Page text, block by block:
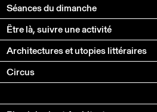
Séances du dimanche
Être là, suivre une activité
Architectures et utopies littéraires
Circus